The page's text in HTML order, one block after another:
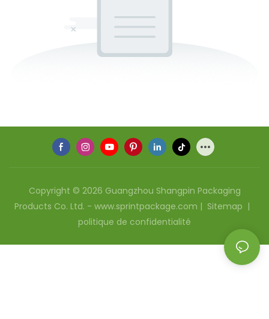
Copyright © 2026 Guangzhou Shangpin Packaging
Products Co. Ltd. - www.sprintpackage.com | Sitemap |
politique de confidentialité